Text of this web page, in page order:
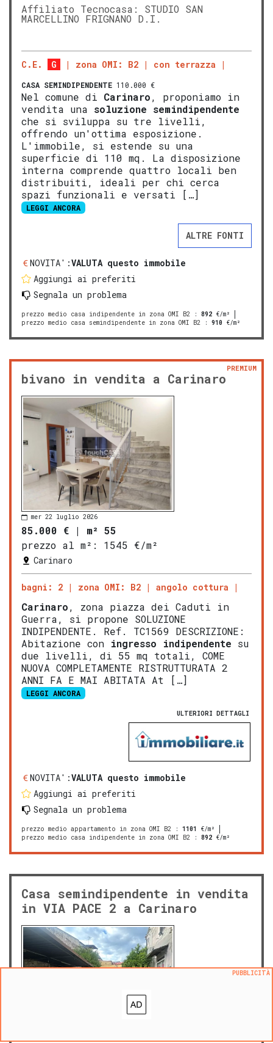
Affiliato Tecnocasa: STUDIO SAN
MARCELLINO FRIGNANO D.I.
C.E. G zona OMI: B2 con terrazza
CASA SEMINDIPENDENTE 110.000 €
Nel comune di Carinaro, proponiamo in
vendita una soluzione semindipendente
che si sviluppa su tre livelli,
offrendo un'ottima esposizione.
L'immobile, si estende su una
superficie di 110 mq. La disposizione
interna comprende quattro locali ben
distribuiti, ideali per chi cerca
spazi funzionali e versati […]
LEGGI ANCORA
ALTRE FONTI
NOVITA':VALUTA questo immobile
Aggiungi ai preferiti
Segnala un problema
prezzo medio casa indipendente in zona OMI B2 : 892 €/m²
prezzo medio casa semindipendente in zona OMI B2 : 910 €/m²
bivano in vendita a Carinaro
PREMIUM
mer 22 luglio 2026
85.000 € | m² 55
prezzo al m²:
1545 €/m²
Carinaro
bagni: 2 zona OMI: B2 angolo cottura
Carinaro, zona piazza dei Caduti in
Guerra, si propone SOLUZIONE
INDIPENDENTE. Ref. TC1569 DESCRIZIONE:
Abitazione con ingresso indipendente su
due livelli, di 55 mq totali, COME
NUOVA COMPLETAMENTE RISTRUTTURATA 2
ANNI FA E MAI ABITATA At […]
LEGGI ANCORA
ULTERIORI DETTAGLI
NOVITA':VALUTA questo immobile
Aggiungi ai preferiti
Segnala un problema
prezzo medio appartamento in zona OMI B2 : 1101
€/m²
prezzo medio casa indipendente in zona OMI B2 : 892 €/m²
Casa semindipendente in vendita
in VIA PACE 2 a Carinaro
PUBBLICITÀ